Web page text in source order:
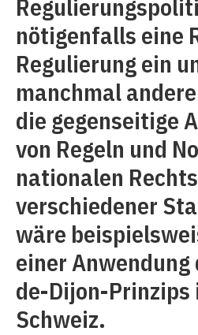
nötigenfalls eine
Regulierung ein
manchmal
die gegenseitige
von Regeln und
nationalen
verschiedener
wäre
einer Anwendung
de-Dijon-Prinzips
Schweiz.